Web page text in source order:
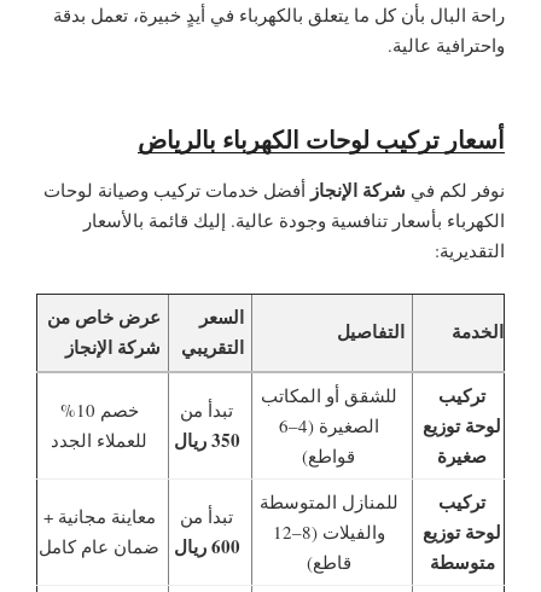
راحة البال بأن كل ما يتعلق بالكهرباء في أيدٍ خبيرة، تعمل بدقة
واحترافية عالية.
أسعار تركيب لوحات الكهرباء بالرياض
نوفر لكم في شركة الإنجاز أفضل خدمات تركيب وصيانة لوحات
الكهرباء بأسعار تنافسية وجودة عالية. إليك قائمة بالأسعار
التقديرية:
الخدمة التفاصيل
السعر
التقريبي
عرض خاص من
شركة الإنجاز
تركيب
لوحة توزيع
صغيرة
للشقق أو المكاتب
الصغيرة (4–6
قواطع)
تبدأ من
350 ريال
خصم 10%
للعملاء الجدد
تركيب
لوحة توزيع
متوسطة
للمنازل المتوسطة
والفيلات (8–12
قاطع)
تبدأ من
600 ريال
معاينة مجانية +
ضمان عام كامل